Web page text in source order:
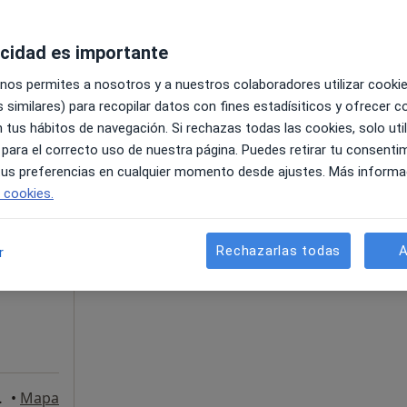
de la Frontera•Mapa
60 €
• Mapa
es importante
permites a nosotros y a nuestros colaboradores utilizar
similares) para recopilar datos con fines estadísiticos y ofrecer
tus hábitos de navegación. Si rechazas todas las cookies, solo
el correcto uso de nuestra página. Puedes retirar tu
preferencias en cualquier momento desde ajustes. Más
Rechazarlas todas